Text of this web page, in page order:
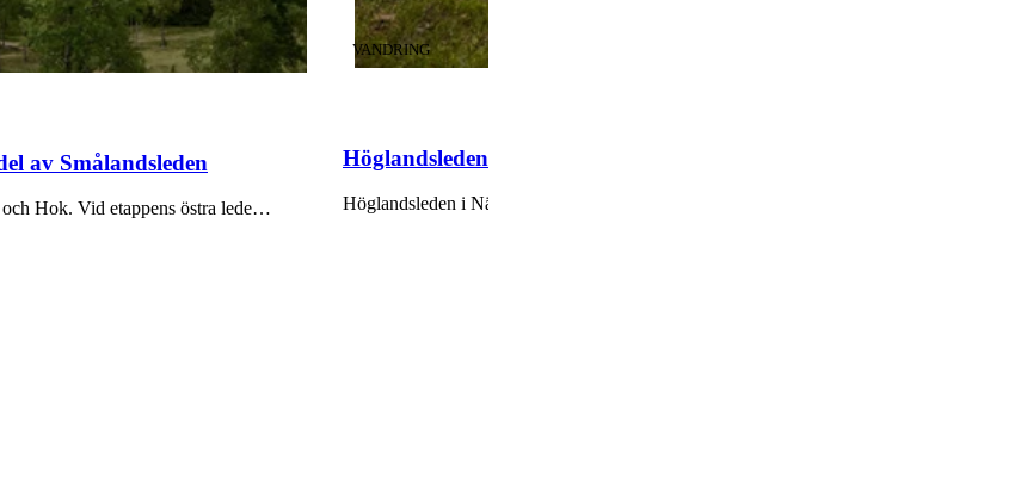
av Smålandsleden
Etapp HÖ19 är cirka 20 km lång och sträcker sig mellan Tomtabacken och Hok. Vid etappens östra lede…
Höglandsleden etapp HÖ18 Vikskvarn -Tomtabacken - En del av
KATEGORI:
VANDRING
Höglandsleden i Nässjö bjuder på storslagna vyer och tydliga årstider, med snöfyllda